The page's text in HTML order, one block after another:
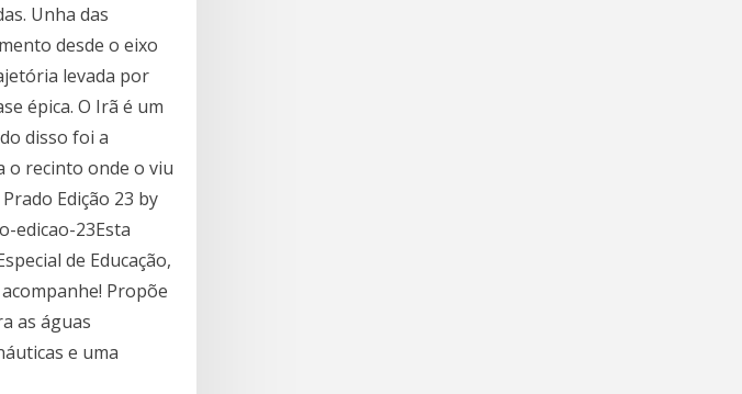
Unha das
desde o eixo
levada por
épica. O Irã é um
disso foi a
o recinto onde o viu
Edição 23 by
edicao-23Esta
de Educação,
Propõe
as águas
e uma